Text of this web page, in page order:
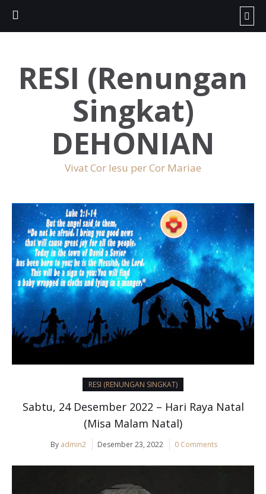
RESI (Renungan
Singkat)
DEHONIAN
Vivat Cor Iesu per Cor Mariae
RESI (RENUNGAN SINGKAT)
Sabtu, 24 Desember 2022 – Hari Raya Natal
(Misa Malam Natal)
By admin2 Desember 23, 2022 0 Comments